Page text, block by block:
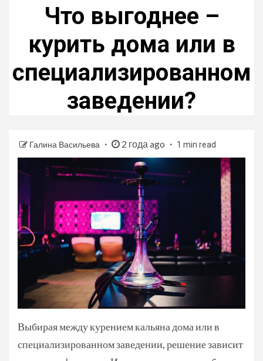
Что выгоднее –
курить дома или в
специализированном
заведении?
Галина Васильева 2 года ago 1 min read
Выбирая между курением кальяна дома или в
специализированном заведении, решение зависит